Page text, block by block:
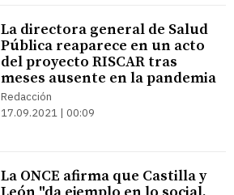
La directora general de Salud
Pública reaparece en un acto
del proyecto RISCAR tras
meses ausente en la pandemia
Redacción
17.09.2021 | 00:09
La ONCE afirma que Castilla y